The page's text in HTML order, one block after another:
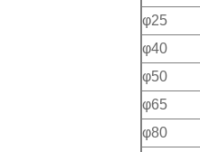
φ25
φ40
φ50
φ65
φ80